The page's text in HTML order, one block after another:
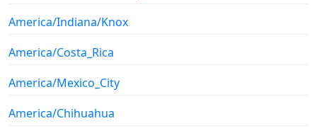
America/Indiana/Knox
America/Costa_Rica
America/Mexico_City
America/Chihuahua